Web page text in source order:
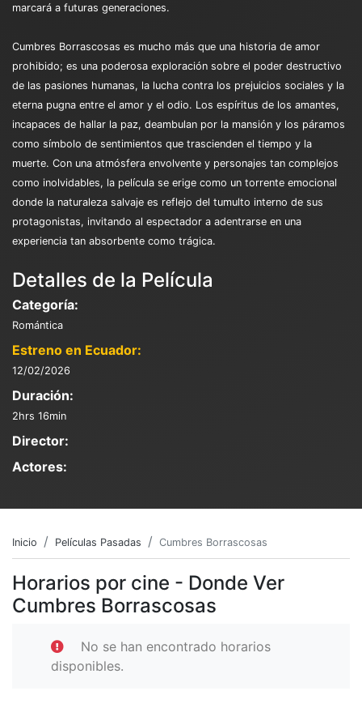
marcará a futuras generaciones.
Cumbres Borrascosas es mucho más que una historia de amor
prohibido; es una poderosa exploración sobre el poder destructivo
de las pasiones humanas, la lucha contra los prejuicios sociales y la
eterna pugna entre el amor y el odio. Los espíritus de los amantes,
incapaces de hallar la paz, deambulan por la mansión y los páramos
como símbolo de sentimientos que trascienden el tiempo y la
muerte. Con una atmósfera envolvente y personajes tan complejos
como inolvidables, la película se erige como un torrente emocional
donde la naturaleza salvaje es reflejo del tumulto interno de sus
protagonistas, invitando al espectador a adentrarse en una
experiencia tan absorbente como trágica.
Detalles de la Película
Categoría:
Romántica
Estreno en Ecuador:
12/02/2026
Duración:
2hrs 16min
Director:
Actores:
Inicio Películas Pasadas Cumbres Borrascosas
Horarios por cine - Donde Ver
Cumbres Borrascosas
No se han encontrado horarios
disponibles.